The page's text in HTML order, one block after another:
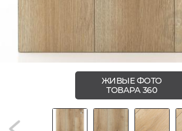
ЖИВЫЕ ФОТО
ТОВАРА 360